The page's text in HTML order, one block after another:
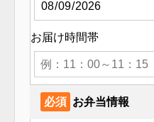
お届け時間帯
必須 お弁当情報